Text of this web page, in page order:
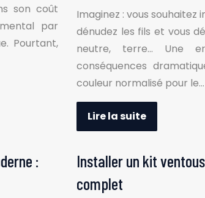
son coût
par
Pourtant,
Imaginez : vous souhaitez
dénudez les fils et vous
neutre, terre… Une
conséquences
couleur normalisé pour le…
Lire la suite
:
Installer un kit
complet